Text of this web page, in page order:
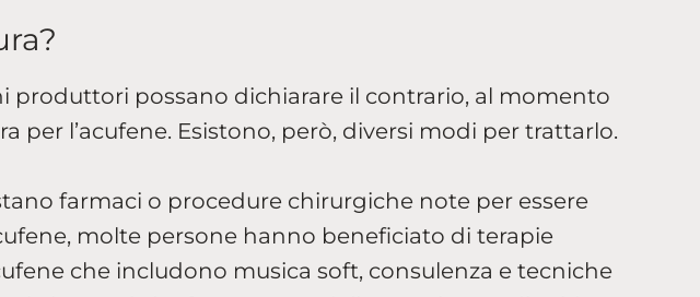
produttori possano dichiarare il contrario, al momento
per l’acufene. Esistono, però, diversi modi per trattarlo.
farmaci o procedure chirurgiche note per essere
molte persone hanno beneficiato di terapie
che includono musica soft, consulenza e tecniche